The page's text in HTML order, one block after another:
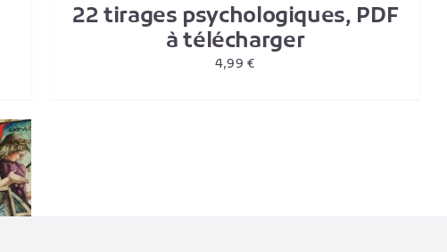
22 tirages psychologiques, PDF
à télécharger
4,99€